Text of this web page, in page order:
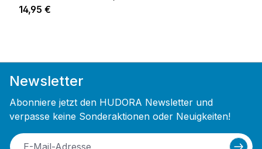
Regulärer Preis:
14,95 €
Newsletter
Abonniere jetzt den HUDORA Newsletter und
verpasse keine Sonderaktionen oder Neuigkeiten!